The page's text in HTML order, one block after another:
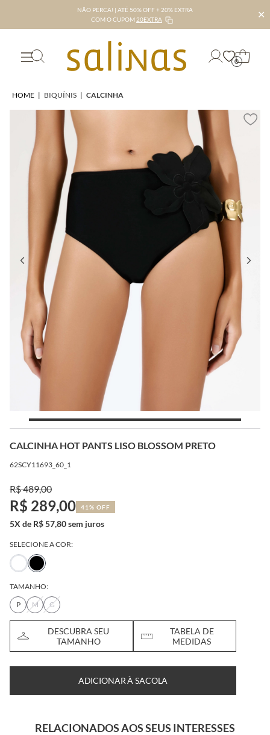
NÃO PERCA! | ATÉ 50% OFF + 20% EXTRA
COM O CUPOM 20EXTRA ✕
0
HOME | BIQUÍNIS | CALCINHA
CALCINHA HOT PANTS LISO BLOSSOM PRETO
62SCY11693_60_1
R$ 489,00
R$ 289,00 41% OFF
5X de R$ 57,80 sem juros
SELECIONE A COR:
TAMANHO:
P
M G
DESCUBRA SEU
TAMANHO
TABELA DE
MEDIDAS
ADICIONAR À SACOLA
RELACIONADOS AOS SEUS INTERESSES